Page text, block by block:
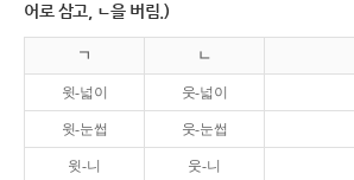
어로 삼고, ㄴ을 버림.)
ㄱ ㄴ
윗-넓이 웃-넓이
윗-눈썹 웃-눈썹
윗-니 웃-니